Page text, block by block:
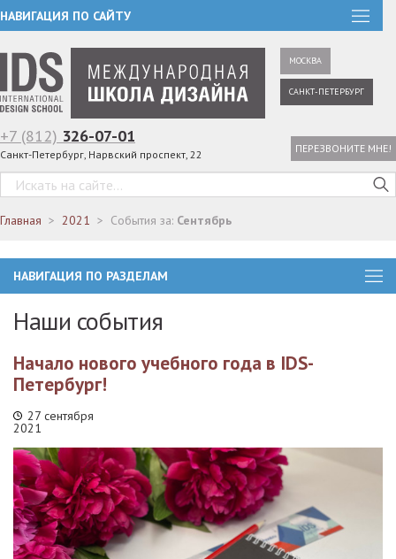
НАВИГАЦИЯ ПО САЙТУ
МОСКВА
САНКТ-ПЕТЕРБУРГ
+7 (812) 326-07-01
Санкт-Петербург, Нарвский проспект, 22 ПЕРЕЗВОНИТЕ МНЕ!
Главная 2021 События за: Сентябрь
НАВИГАЦИЯ ПО РАЗДЕЛАМ
Наши события
Начало нового учебного года в IDS-
Петербург!
27 сентября
2021